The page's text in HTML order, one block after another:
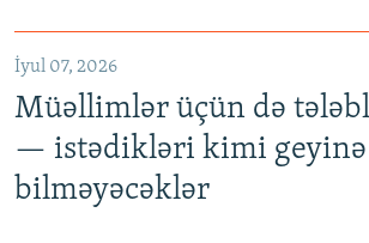
İyul 07, 2026
Müəllimlər üçün də
— istədikləri kimi geyinə
bilməyəcəklər